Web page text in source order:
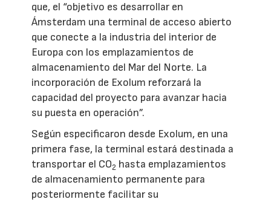
que, el “objetivo es desarrollar en
Ámsterdam una terminal de acceso abierto
que conecte a la industria del interior de
Europa con los emplazamientos de
almacenamiento del Mar del Norte. La
incorporación de Exolum reforzará la
capacidad del proyecto para avanzar hacia
su puesta en operación”.
Según especificaron desde Exolum, en una
primera fase, la terminal estará destinada a
transportar el CO2 hasta emplazamientos
de almacenamiento permanente para
posteriormente facilitar su